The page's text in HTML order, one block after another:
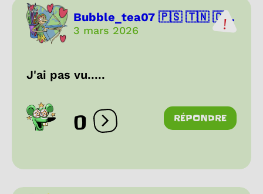
Bubble_tea07 🇵🇸 🇹🇳 🇨...
3 mars 2026
J'ai pas vu.....
0 Ouvrir les réactions
RÉPONDRE